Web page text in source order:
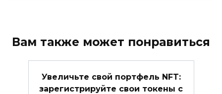
Вам также может понравиться
Увеличьте свой портфель NFT:
зарегистрируйте свои токены с